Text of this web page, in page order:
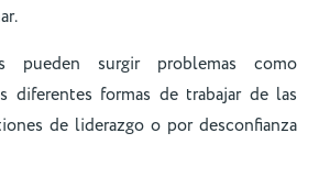
pueden surgir problemas como
diferentes formas de trabajar de las
de liderazgo o por desconfianza